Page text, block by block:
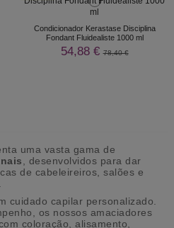
Condicionador Kerastase Disciplina
Fondant Fluidealiste 1000 ml
54,88 €78,40 €
uma vasta gama de
, desenvolvidos para dar
de cabeleireiros, salões e
cuidado capilar personalizado.
os nossos amaciadores
coloração, alisamento,